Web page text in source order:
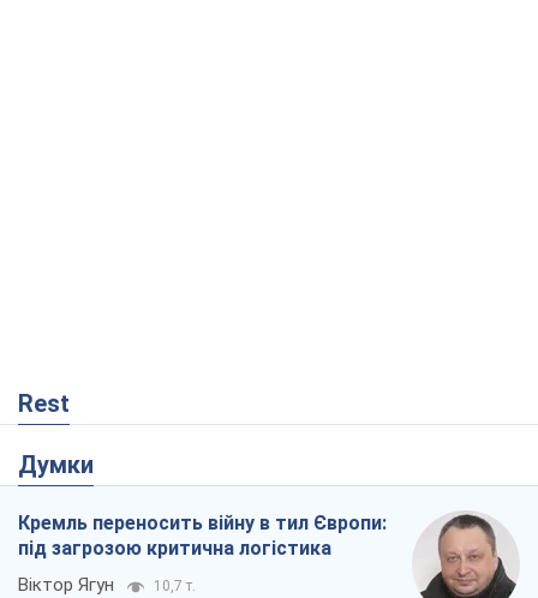
Rest
Думки
Кремль переносить війну в тил Європи:
під загрозою критична логістика
Віктор Ягун 10,7 т.